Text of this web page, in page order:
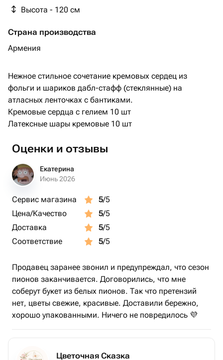
Высота - 120 см
Страна производства
Армения
Нежное стильное сочетание кремовых сердец из
фольги и шариков дабл-стафф (стеклянные) на
атласных ленточках с бантиками.
Кремовые сердца с гелием 10 шт
Латексные шары кремовые 10 шт
Оценки и отзывы
Екатерина
Июнь 2026
Сервис магазина 5/5
Цена/Качество
5/5
Доставка
5/5
Соответствие
5/5
Продавец заранее звонил и предупреждал, что сезон
пионов заканчивается. Договорились, что мне
соберут букет из белых пионов. Так что претензий
нет, цветы свежие, красивые. Доставили бережно,
хорошо упакованными. Ничего не повредилось 💜
Цветочная Сказка